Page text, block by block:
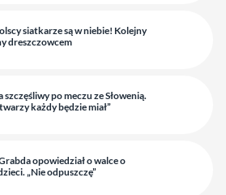
siatkarze są w niebie! Kolejny
dreszczowcem
po meczu ze Słowenią.
każdy będzie miał”
opowiedział o walce o
„Nie odpuszczę”